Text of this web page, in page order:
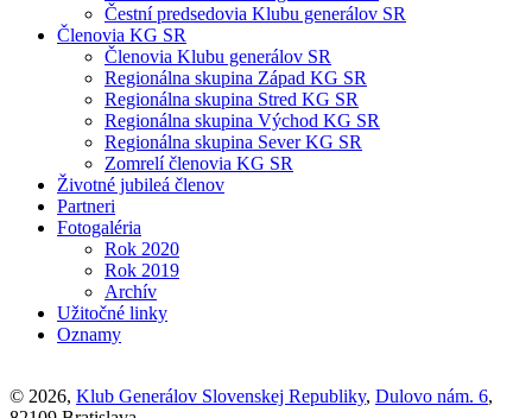
Čestní predsedovia Klubu generálov SR
Členovia KG SR
Členovia Klubu generálov SR
Regionálna skupina Západ KG SR
Regionálna skupina Stred KG SR
Regionálna skupina Východ KG SR
Regionálna skupina Sever KG SR
Zomrelí členovia KG SR
Životné jubileá členov
Partneri
Fotogaléria
Rok 2020
Rok 2019
Archív
Užitočné linky
Oznamy
© 2026, Klub Generálov Slovenskej Republiky, Dulovo nám. 6,